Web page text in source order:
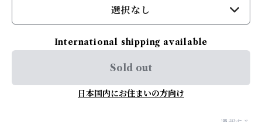
選択なし
International shipping available
Sold out
日本国内にお住まいの方向け